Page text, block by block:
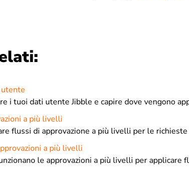
i tuoi dati utente Jibble e capire dove vengono
a più livelli
flussi di approvazione a più livelli per le
a più livelli
le approvazioni a più livelli per applicare